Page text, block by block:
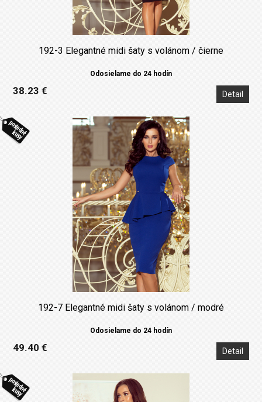
192-3 Elegantné midi šaty s volánom / čierne
Odosielame do 24 hodín
38.23 € Detail
192-7 Elegantné midi šaty s volánom / modré
Odosielame do 24 hodín
49.40 € Detail